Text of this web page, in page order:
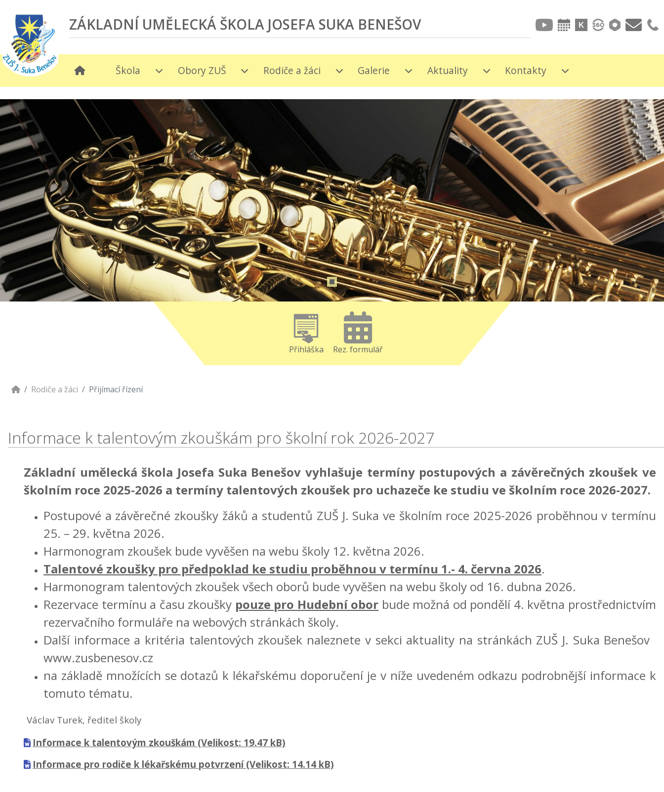
ZÁKLADNÍ UMĚLECKÁ ŠKOLA JOSEFA SUKA BENEŠOV
Škola Obory ZUŠ Rodiče a žáci Galerie Aktuality Kontakty
Přihláška Rez. formulář
Rodiče a žáci Přijímací řízení
Informace k talentovým zkouškám pro školní rok 2026-2027
Základní umělecká škola Josefa Suka Benešov vyhlašuje termíny postupových a závěrečných zkoušek ve
školním roce 2025-2026 a termíny talentových zkoušek pro uchazeče ke studiu ve školním roce 2026-2027.
Postupové a závěrečné zkoušky žáků a studentů ZUŠ J. Suka ve školním roce 2025-2026 proběhnou v termínu
25. – 29. května 2026.
Harmonogram zkoušek bude vyvěšen na webu školy 12. května 2026.
Talentové zkoušky pro předpoklad ke studiu proběhnou v termínu 1.- 4. června 2026.
Harmonogram talentových zkoušek všech oborů bude vyvěšen na webu školy od 16. dubna 2026.
Rezervace termínu a času zkoušky pouze pro Hudební obor bude možná od pondělí 4. května prostřednictvím
rezervačního formuláře na webových stránkách školy.
Další informace a kritéria talentových zkoušek naleznete v sekci aktuality na stránkách ZUŠ J. Suka Benešov
www.zusbenesov.cz
na základě množících se dotazů k lékařskému doporučení je v níže uvedeném odkazu podrobnější informace k
tomuto tématu.
Václav Turek, ředitel školy
Informace k talentovým zkouškám (Velikost: 19.47 kB)
Informace pro rodiče k lékařskému potvrzení (Velikost: 14.14 kB)